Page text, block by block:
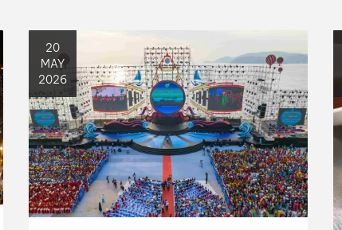
được dự đoán sẽ thu hút hàng chục
nghìn du khách và người yêu âm
nhạc từ khắp nơi đổ về phố biển.
20
MAY
2026